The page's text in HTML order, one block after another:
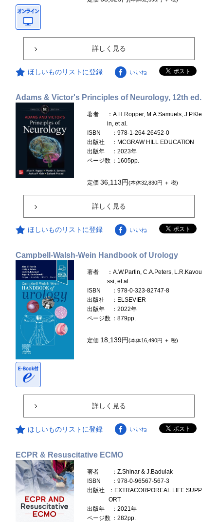
詳しく見る
ほしいものリストに登録 いいね
Adams & Victor's Principles of Neurology, 12th ed.
著者
：A.H.Ropper, M.A.Samuels, J.P.Kle
in, et al.
ISBN
：978-1-264-26452-0
出版社
：MCGRAW HILL EDUCATION
出版年
：2023年
ページ数 ：1605pp.
定価36,113円(本体32,830円 ＋ 税)
詳しく見る
ほしいものリストに登録 いいね
Campbell-Walsh-Wein Handbook of Urology
著者
：A.W.Partin, C.A.Peters, L.R.Kavou
ssi, et al.
ISBN
：978-0-323-82747-8
出版社
：ELSEVIER
出版年
：2022年
ページ数 ：879pp.
定価 18,139円(本体16,490円 ＋ 税)
詳しく見る
ほしいものリストに登録 いいね
ECPR & Resuscitative ECMO
著者
：Z.Shinar & J.Badulak
ISBN
：978-0-96567-567-3
出版社
：EXTRACORPOREAL LIFE SUPP
ORT
出版年
：2021年
ページ数 ：282pp.